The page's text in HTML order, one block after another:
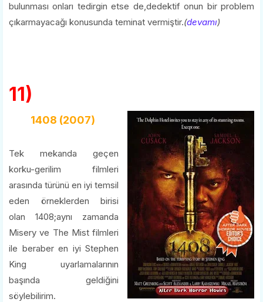
bulunması onları tedirgin etse de,dedektif onun bir problem
çıkarmayacağı konusunda teminat vermiştir.(devamı)
11)
1408 (2007)
Tek mekanda geçen
korku-gerilim filmleri
arasında türünü en iyi temsil
eden örneklerden birisi
olan 1408;aynı zamanda
Misery ve The Mist filmleri
ile beraber en iyi Stephen
King uyarlamalarının
başında geldiğini
söylebilirim.